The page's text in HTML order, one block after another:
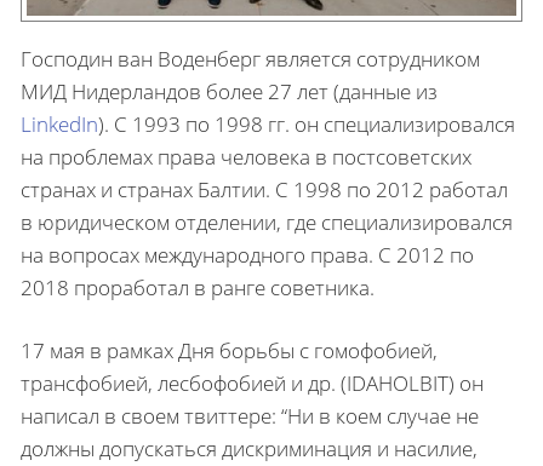
Господин ван Воденберг является сотрудником
МИД Нидерландов более 27 лет (данные из
LinkedIn). С 1993 по 1998 гг. он специализировался
на проблемах права человека в постсоветских
странах и странах Балтии. С 1998 по 2012 работал
в юридическом отделении, где специализировался
на вопросах международного права. С 2012 по
2018 проработал в ранге советника.
17 мая в рамках Дня борьбы с гомофобией,
трансфобией, лесбофобией и др. (IDAHOLBIT) он
написал в своем твиттере: “Ни в коем случае не
должны допускаться дискриминация и насилие,